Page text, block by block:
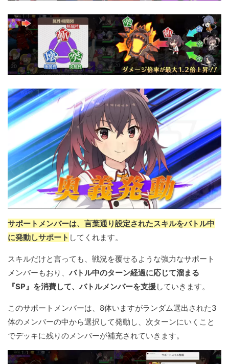
サポートメンバーは、言葉通り設定されたスキルをバトル中
に発動しサポート してくれます。
スキルだけと言っても、戦況を覆せるような強力なサポート
メンバーもおり、 バトル中のターン経過に応じて溜まる
『SP』を消費して、バトルメンバーを支援していきます。
このサポートメンバーは、8体いますがランダム選出された3
体のメンバーの中から選択して発動し、次ターンにいくこと
でデッキに残りのメンバーが補充されていきます。